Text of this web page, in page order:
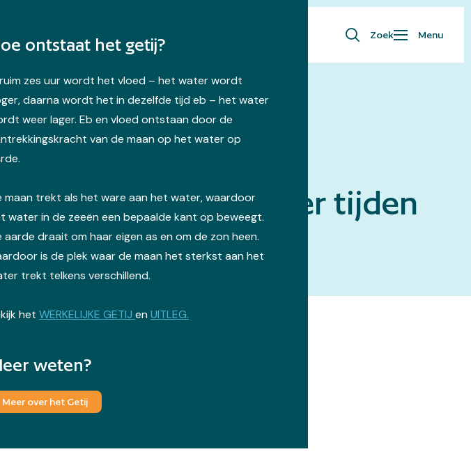
Over ons Zoek Menu
Dijkhuisje in vroeger tijden
polder, die zorgde voor droge voeten in
niet af. Bas van Liere was technisch
het Dijkhuisje aan de Vlietepolder hield hij
ontstaat het getij?
zes uur wordt het vloed – het water wordt
daarna wordt het in dezelfde tijd eb – het water
weer lager. Eb en vloed ontstaan door de
van de maan op het water op
maan trekt als het ware aan het water, waardoor
water in de zeeën een bepaalde kant op beweegt.
aarde draait om haar eigen as en om de zon heen.
is de plek waar de maan het sterkst aan het
trekt telkens verschillend.
het WERKELIJKE GETIJ enUITLEG.
weten?
Meer over het Getij